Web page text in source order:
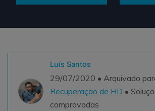
Teste Grátis
Luís Santos
29/07/2020 • Arquivado
Recuperação de HD •
comprovadas